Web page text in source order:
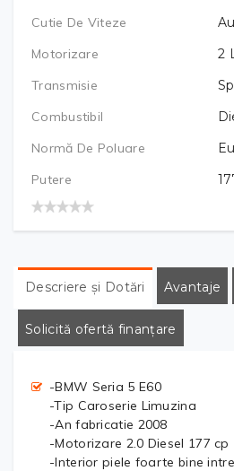
Cutie De Viteze
Motorizare
2
Transmisie
Combustibil
Normă De Poluare
Putere
Descriere și Dotări Avantaje
Solicită ofertă finanțare
-BMW Seria 5 E60
-Tip Caroserie Limuzina
-An fabricatie 2008
-Motorizare 2.0 Diesel 177 cp
-Interior piele foarte bine